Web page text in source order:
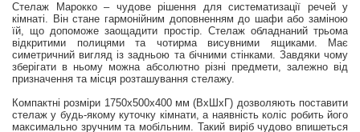
Стелаж Марокко – чудове рішення для систематизації речей у
кімнаті. Він стане гармонійним доповненням до шафи або заміною
їй, що допоможе заощадити простір. Стелаж обладнаний трьома
відкритими полицями та чотирма висувними ящиками. Має
симетричний вигляд із задньою та бічними стінками. Завдяки чому
зберігати в ньому можна абсолютно різні предмети, залежно від
призначення та місця розташування стелажу.
Компактні розміри 1750х500х400 мм (ВхШхГ) дозволяють поставити
стелаж у будь-якому куточку кімнати, а наявність коліс робить його
максимально зручним та мобільним. Такий виріб чудово впишеться